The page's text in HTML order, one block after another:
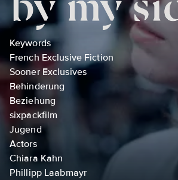
Keywords
French Exclusive Fiction
Sooner Exclusives
Behinderung
Beziehung
sixpackfilm
Jugend
Actors
Chiara Kahn
Phillipp Laabmayr